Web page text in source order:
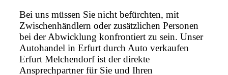
Bei uns müssen Sie nicht befürchten, mit
Zwischenhändlern oder zusätzlichen Personen
bei der Abwicklung konfrontiert zu sein. Unser
Autohandel in Erfurt durch Auto verkaufen
Erfurt Melchendorf ist der direkte
Ansprechpartner für Sie und Ihren